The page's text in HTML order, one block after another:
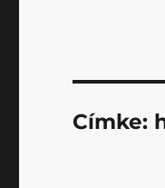
Címke: